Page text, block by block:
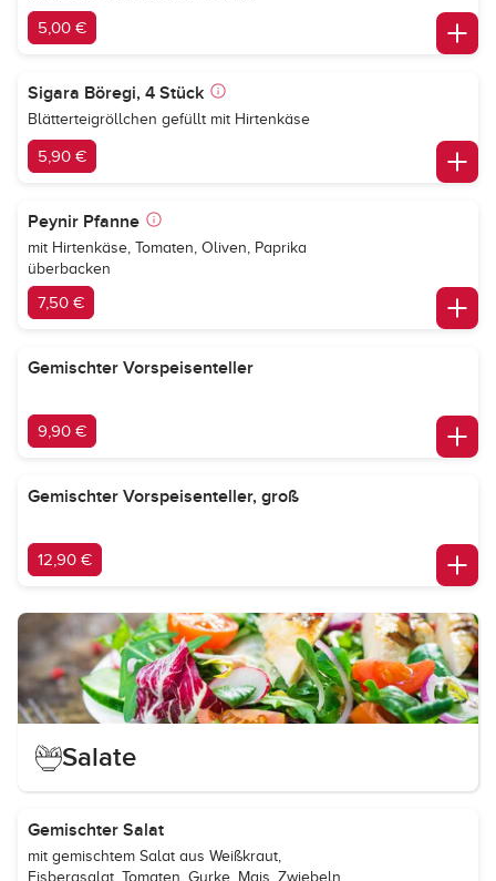
5,00 €
Sigara Böregi, 4 Stück
Blätterteigröllchen gefüllt mit Hirtenkäse
5,90 €
Peynir Pfanne
mit Hirtenkäse, Tomaten, Oliven, Paprika
überbacken
7,50 €
Gemischter Vorspeisenteller
9,90 €
Gemischter Vorspeisenteller, groß
12,90 €
Salate
Gemischter Salat
mit gemischtem Salat aus Weißkraut,
Eisbergsalat, Tomaten, Gurke, Mais, Zwiebeln